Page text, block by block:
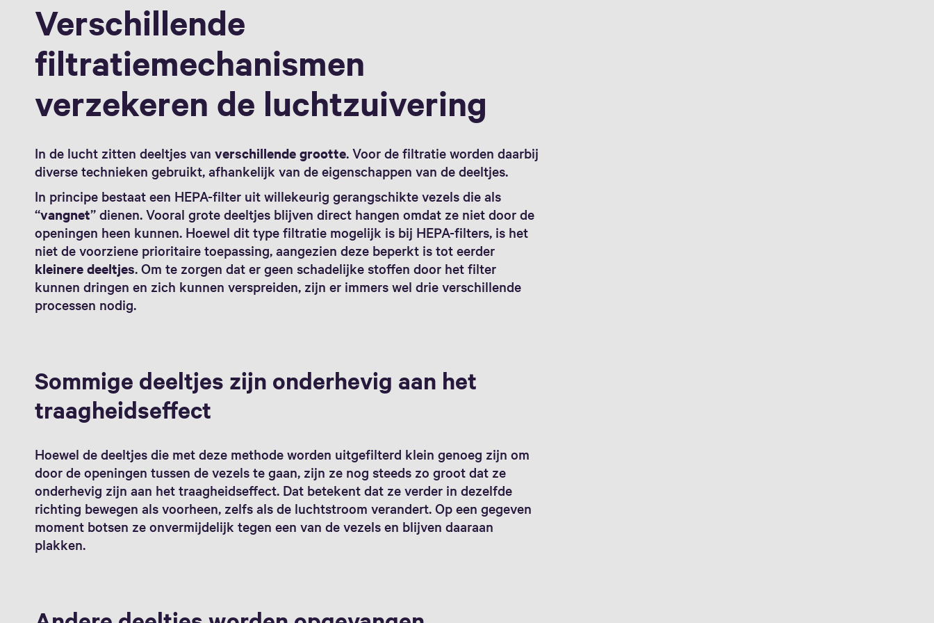
Verschillende
filtratiemechanismen
verzekeren de luchtzuivering
In de lucht zitten deeltjes vanverschillende grootte. Voor de filtratie worden daarbij
diverse technieken gebruikt, afhankelijk van de eigenschappen van de deeltjes.
In principe bestaat een HEPA-filter uit willekeurig gerangschikte vezels die als
“vangnet” dienen. Vooral grote deeltjes blijven direct hangen omdat ze niet door de
openingen heen kunnen. Hoewel dit type filtratie mogelijk is bij HEPA-filters, is het
niet de voorziene prioritaire toepassing, aangezien deze beperkt is tot eerder
kleinere deeltjes. Om te zorgen dat er geen schadelijke stoffen door het filter
kunnen dringen en zich kunnen verspreiden, zijn er immers wel drie verschillende
processen nodig.
Sommige deeltjes zijn onderhevig aan het
traagheidseffect
Hoewel de deeltjes die met deze methode worden uitgefilterd klein genoeg zijn om
door de openingen tussen de vezels te gaan, zijn ze nog steeds zo groot dat ze
onderhevig zijn aan het traagheidseffect. Dat betekent dat ze verder in dezelfde
richting bewegen als voorheen, zelfs als de luchtstroom verandert. Op een gegeven
moment botsen ze onvermijdelijk tegen een van de vezels en blijven daaraan
plakken.